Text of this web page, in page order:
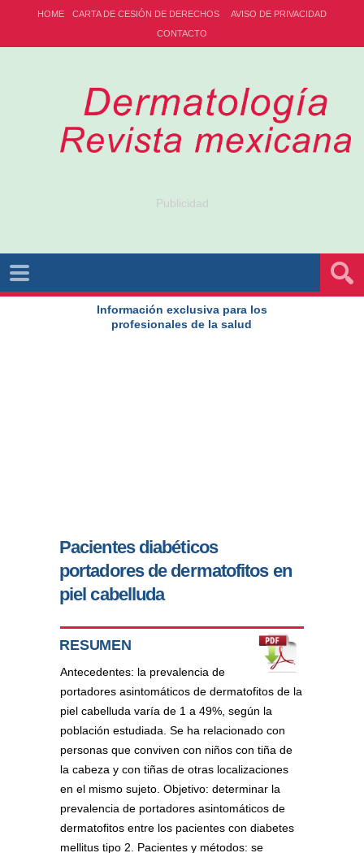
HOME CARTA DE CESIÓN DE DERECHOS
AVISO DE PRIVACIDAD
CONTACTO
Publicidad
Información exclusiva para los
profesionales de la salud
Pacientes diabéticos
portadores de dermatofitos en
piel cabelluda
RESUMEN
Antecedentes: la prevalencia de
portadores asintomáticos de dermatofitos de la
piel cabelluda varía de 1 a 49%, según la
población estudiada. Se ha relacionado con
personas que conviven con niños con tiña de
la cabeza y con tiñas de otras localizaciones
en el mismo sujeto. Objetivo: determinar la
prevalencia de portadores asintomáticos de
dermatofitos entre los pacientes con diabetes
mellitus tipo 2. Pacientes y métodos: se